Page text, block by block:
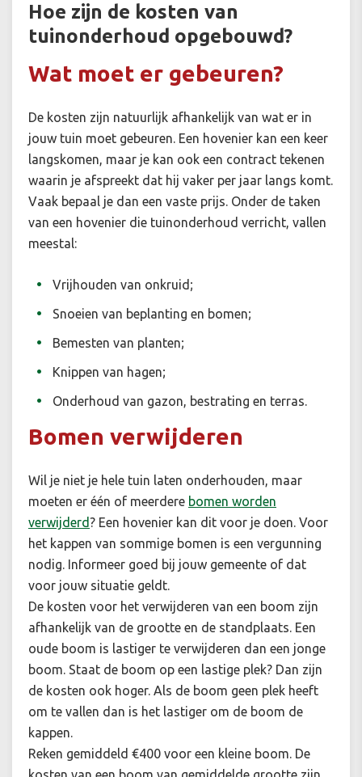
Hoe zijn de kosten van
tuinonderhoud opgebouwd?
Wat moet er gebeuren?
De kosten zijn natuurlijk afhankelijk van wat er in
jouw tuin moet gebeuren. Een hovenier kan een keer
langskomen, maar je kan ook een contract tekenen
waarin je afspreekt dat hij vaker per jaar langs komt.
Vaak bepaal je dan een vaste prijs. Onder de taken
van een hovenier die tuinonderhoud verricht, vallen
meestal:
Vrijhouden van onkruid;
Snoeien van beplanting en bomen;
Bemesten van planten;
Knippen van hagen;
Onderhoud van gazon, bestrating en terras.
Bomen verwijderen
Wil je niet je hele tuin laten onderhouden, maar
moeten er één of meerdere bomen worden
verwijderd ? Een hovenier kan dit voor je doen. Voor
het kappen van sommige bomen is een vergunning
nodig. Informeer goed bij jouw gemeente of dat
voor jouw situatie geldt.
De kosten voor het verwijderen van een boom zijn
afhankelijk van de grootte en de standplaats. Een
oude boom is lastiger te verwijderen dan een jonge
boom. Staat de boom op een lastige plek? Dan zijn
de kosten ook hoger. Als de boom geen plek heeft
om te vallen dan is het lastiger om de boom de
kappen.
Reken gemiddeld €400 voor een kleine boom. De